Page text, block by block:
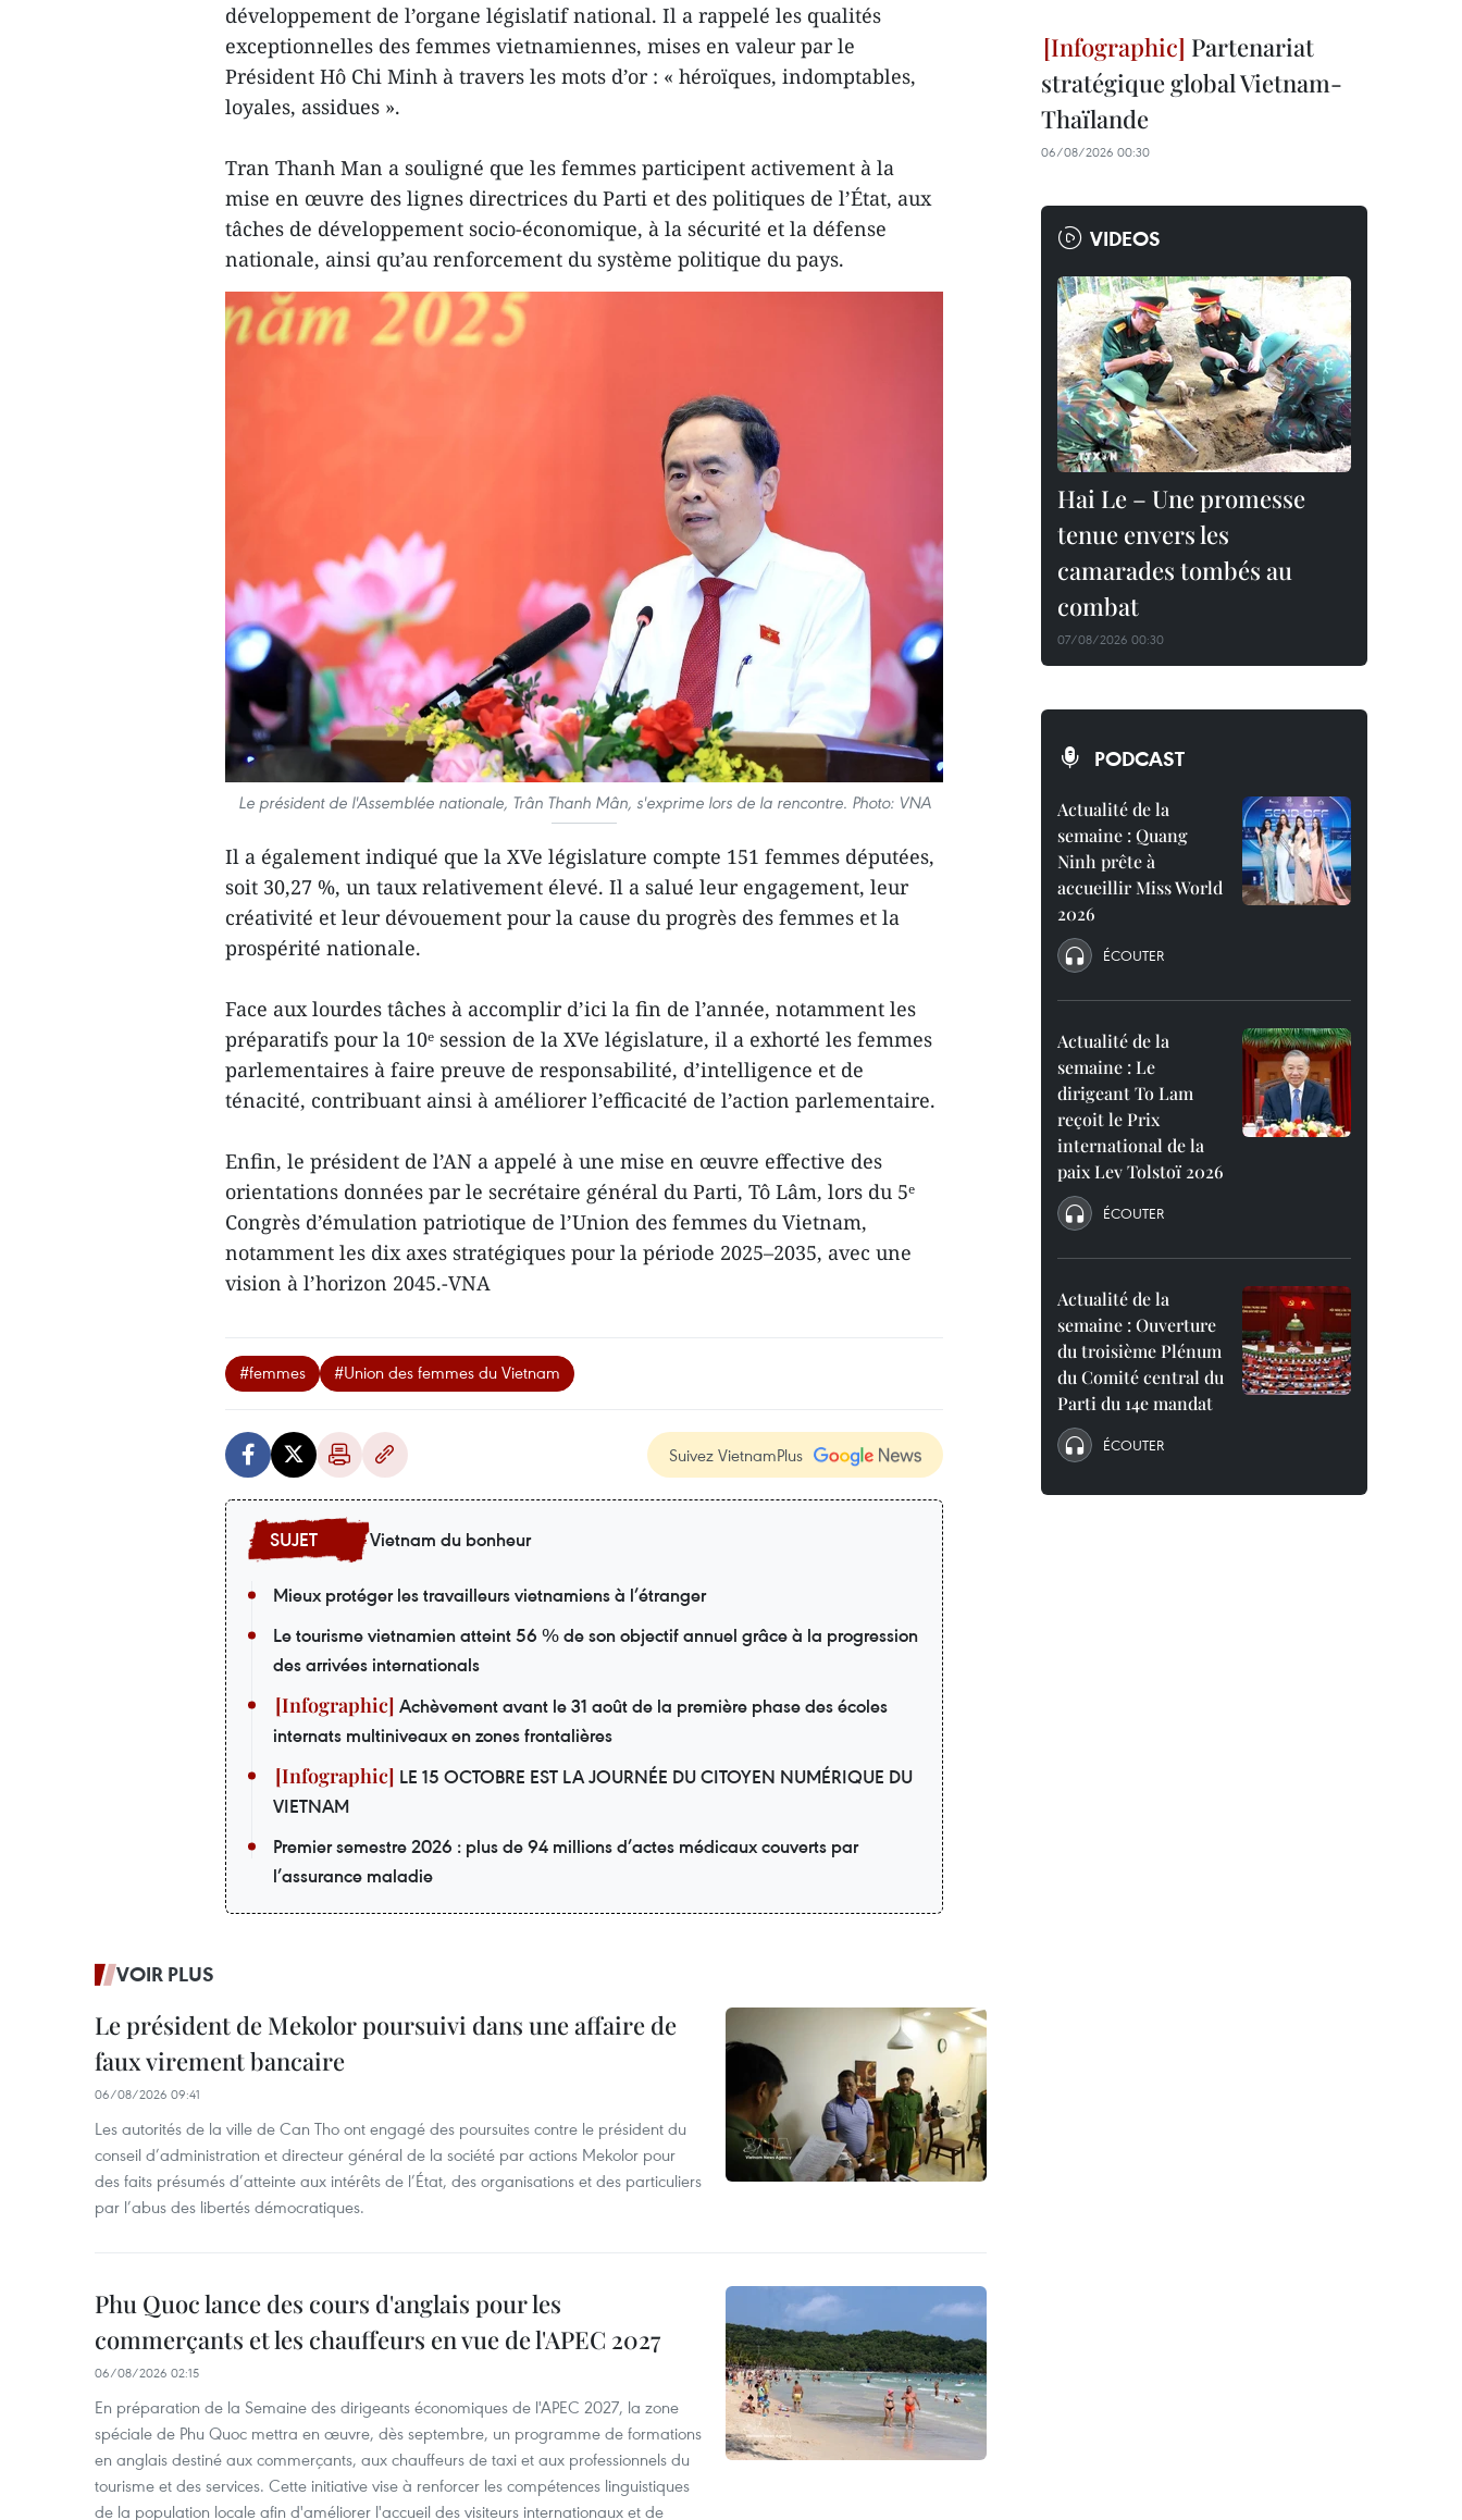
développement de l’organe législatif national. Il a rappelé les qualités
exceptionnelles des femmes vietnamiennes, mises en valeur par le
Président Hô Chi Minh à travers les mots d’or : « héroïques, indomptables,
loyales, assidues ».
Tran Thanh Man a souligné que les femmes participent activement à la
mise en œuvre des lignes directrices du Parti et des politiques de l’État, aux
tâches de développement socio-économique, à la sécurité et la défense
nationale, ainsi qu’au renforcement du système politique du pays.
Le président de l'Assemblée nationale, Trân Thanh Mân, s'exprime lors de la rencontre. Photo: VNA
Il a également indiqué que la XVe législature compte 151 femmes députées,
soit 30,27 %, un taux relativement élevé. Il a salué leur engagement, leur
créativité et leur dévouement pour la cause du progrès des femmes et la
prospérité nationale.
Face aux lourdes tâches à accomplir d’ici la fin de l’année, notamment les
préparatifs pour la 10ᵉ session de la XVe législature, il a exhorté les femmes
parlementaires à faire preuve de responsabilité, d’intelligence et de
ténacité, contribuant ainsi à améliorer l’efficacité de l’action parlementaire.
Enfin, le président de l’AN a appelé à une mise en œuvre effective des
orientations données par le secrétaire général du Parti, Tô Lâm, lors du 5ᵉ
Congrès d’émulation patriotique de l’Union des femmes du Vietnam,
notamment les dix axes stratégiques pour la période 2025–2035, avec une
vision à l’horizon 2045.-VNA
#femmes #Union des femmes du Vietnam
Suivez VietnamPlus
Vietnam du bonheur
Mieux protéger les travailleurs vietnamiens à l’étranger
Le tourisme vietnamien atteint 56 % de son objectif annuel grâce à la progression
des arrivées internationals
Achèvement avant le 31 août de la première phase des écoles
internats multiniveaux en zones frontalières
LE 15 OCTOBRE EST LA JOURNÉE DU CITOYEN NUMÉRIQUE DU
VIETNAM
Premier semestre 2026 : plus de 94 millions d’actes médicaux couverts par
l’assurance maladie
VOIR PLUS
Le président de Mekolor poursuivi dans une affaire de
faux virement bancaire
06/08/2026 09:41
Les autorités de la ville de Can Tho ont engagé des poursuites contre le président du
conseil d’administration et directeur général de la société par actions Mekolor pour
des faits présumés d’atteinte aux intérêts de l’État, des organisations et des particuliers
par l’abus des libertés démocratiques.
Phu Quoc lance des cours d'anglais pour les
commerçants et les chauffeurs en vue de l'APEC 2027
06/08/2026 02:15
En préparation de la Semaine des dirigeants économiques de l'APEC 2027, la zone
spéciale de Phu Quoc mettra en œuvre, dès septembre, un programme de formations
en anglais destiné aux commerçants, aux chauffeurs de taxi et aux professionnels du
tourisme et des services. Cette initiative vise à renforcer les compétences linguistiques
de la population locale afin d'améliorer l'accueil des visiteurs internationaux et de
Partenariat
stratégique global Vietnam-
Thaïlande
06/08/2026 00:30
VIDEOS
Hai Le – Une promesse
tenue envers les
camarades tombés au
combat
07/08/2026 00:30
PODCAST
Actualité de la
semaine : Quang
Ninh prête à
accueillir Miss World
2026
ÉCOUTER
Actualité de la
semaine : Le
dirigeant To Lam
reçoit le Prix
international de la
paix Lev Tolstoï 2026
ÉCOUTER
Actualité de la
semaine : Ouverture
du troisième Plénum
du Comité central du
Parti du 14e mandat
ÉCOUTER